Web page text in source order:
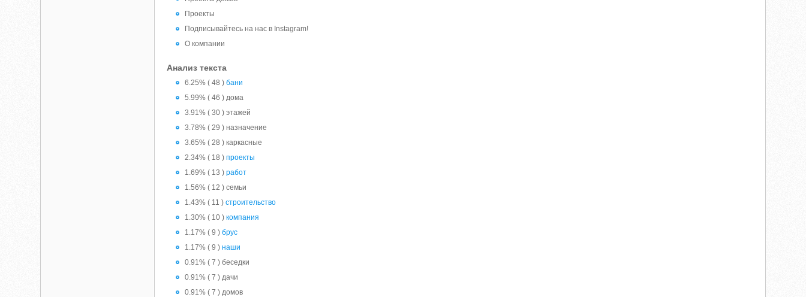
Проекты
Подписывайтесь на нас в Instagram!
О компании
Анализ текста
6.25% ( 48 )бани
5.99% ( 46 ) дома
3.91% ( 30 ) этажей
3.78% ( 29 ) назначение
3.65% ( 28 ) каркасные
2.34% ( 18 )проекты
1.69% ( 13 )работ
1.56% ( 12 ) семьи
1.43% ( 11 )строительство
1.30% ( 10 )компания
1.17% ( 9 )брус
1.17% ( 9 )наши
0.91% ( 7 ) беседки
0.91% ( 7 ) дачи
0.91% ( 7 ) домов